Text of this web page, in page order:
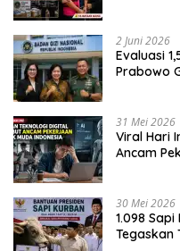
2 Juni 2026
Evaluasi
Prabowo
31 Mei 2026
Viral Hari
Ancam
30 Mei 2026
1.098
Tegaskan